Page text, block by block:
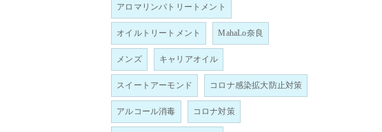
アロマリンパトリートメント
オイルトリートメント MahaLo奈良
メンズ キャリアオイル
スイートアーモンド コロナ感染拡大防止対策
アルコール消毒 コロナ対策